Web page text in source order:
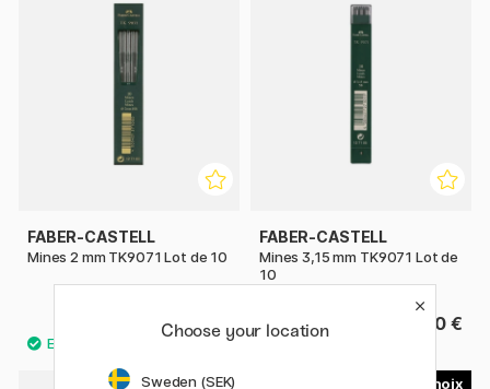
FABER-CASTELL
Mines 2 mm TK9071 Lot de 10
8.40 €
FABER-CASTELL
Mines 3,15 mm TK9071 Lot de
10
8.90 €
7
Choose your location
Sweden (SEK)